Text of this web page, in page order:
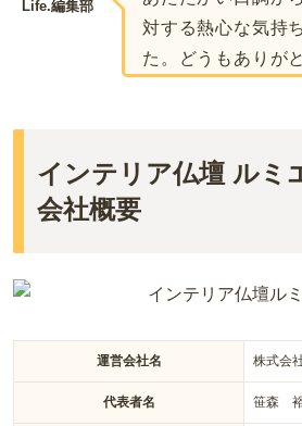
Life.編集部
対する熱心な気持
た。どうもありが
インテリア仏壇 ル
会社概要
運営会社名 株式会
代表者名 笹森